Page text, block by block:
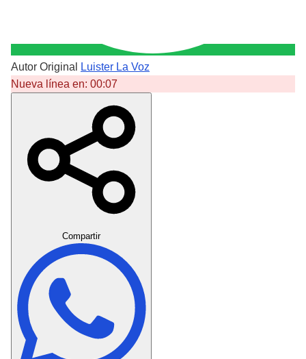
Autor Original
Luister La Voz
Nueva línea en: 00:07
Compartir